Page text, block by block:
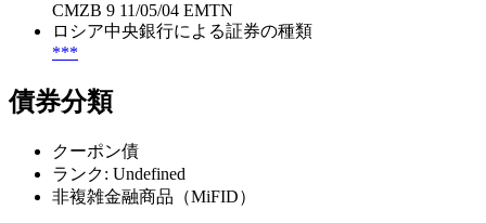
CMZB 9 11/05/04 EMTN
ロシア中央銀行による証券の種類
***
債券分類
クーポン債
ランク: Undefined
非複雑金融商品（MiFID）